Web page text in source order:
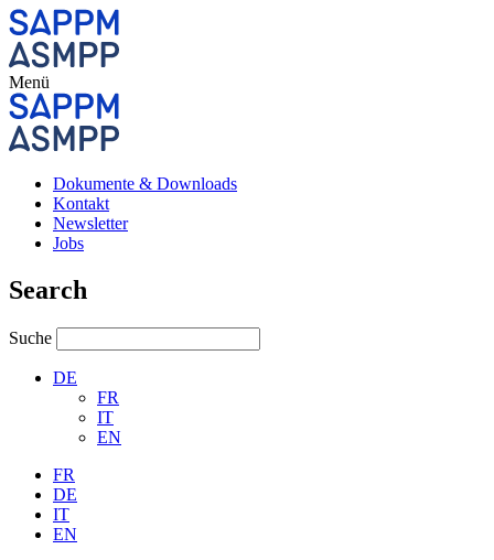
Menü
Dokumente & Downloads
Kontakt
Newsletter
Jobs
Search
Suche
DE
FR
IT
EN
FR
DE
IT
EN